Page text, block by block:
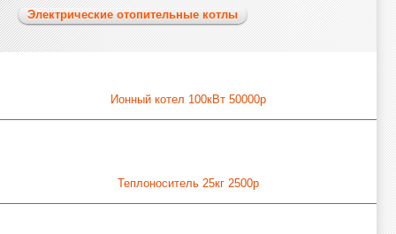
Электрические отопительные котлы
Ионный котел 100кВт 50000р
Теплоноситель 25кг 2500р